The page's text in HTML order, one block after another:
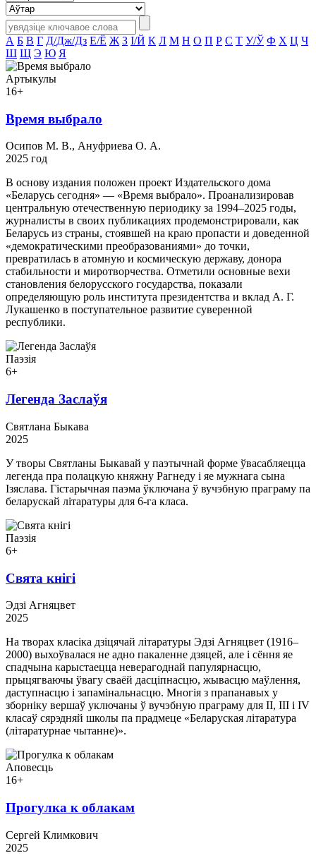
А Б В Г Д/Дж/Дз Е/Ё Ж З І/Й К Л М Н О П Р С Т У/Ў Ф Х Ц Ч
Ш Щ Э Ю Я
Артыкулы
16+
Время выбрало
Осипов М. В., Ануфриева О. А.
2025 год
В основу издания положен проект Издательского дома
«Беларусь сегодня» — «Время выбрало». Проанализировав
центральную отечественную периодику за 1994–2025 годы,
журналисты в своих публикациях продемонстрировали, как
Беларусь из страны, стоявшей на краю пропасти и доведенной
«демократическими преобразованиями» до точки,
превратилась в атомную и космическую державу, донора
стабильности и миротворчества. Отметили основные вехи
становления белорусского государства, показали
определяющую роль института президентства и вклад А. Г.
Лукашенко в поступательное развитие суверенной
республики.
Паэзія
6+
Легенда Заслаўя
Святлана Быкава
2025
У творы Святланы Быкавай у паэтычнай форме ўвасабляецца
легенда пра полацкую княжну Рагнеду і яе мужнага сына
Ізяслава. Гістарычная паэма ўключана ў вучэбную праграму па
беларускай літаратуры для 6-га класа.
Паэзія
6+
Свята кнігі
Эдзі Агняцвет
2025
На творах класіка дзіцячай літаратуры Эдзі Агняцвет (1916–
2000) выхоўвалася не адно пакаленне дзяцей, але і сёння яе
спадчына карыстаецца неверагоднай папулярнасцю,
прыцягваючы ўвагу сваёй дасціпнасцю, жывасцю маўлення,
даступнасцю і запамінальнасцю. Многія з прапанавых у
зборніку вершаў уключаны ў вучэбную праграму для II, III і IV
класаў сярэдняй школы па прадмеце «Беларуская літаратура
(літаратурнае чытанне)».
Аповесць
16+
Прогулка к облакам
Сергей Климкович
2025